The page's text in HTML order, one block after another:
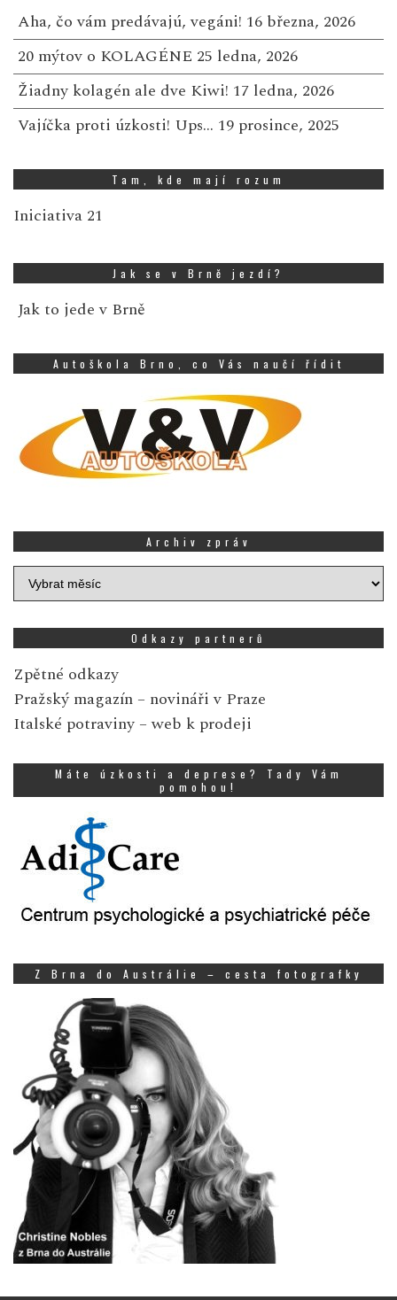
Aha, čo vám predávajú, vegáni! 16 března, 2026
20 mýtov o KOLAGÉNE 25 ledna, 2026
Žiadny kolagén ale dve Kiwi! 17 ledna, 2026
Vajíčka proti úzkosti! Ups… 19 prosince, 2025
Tam, kde mají rozum
Iniciativa 21
Jak se v Brně jezdí?
Jak to jede v Brně
Autoškola Brno, co Vás naučí řídit
Archiv zpráv
Archiv
zpráv
Odkazy partnerů
Zpětné odkazy
Pražský magazín – novináři v Praze
Italské potraviny – web k prodeji
Máte úzkosti a deprese? Tady Vám
pomohou!
Z Brna do Austrálie – cesta fotografky